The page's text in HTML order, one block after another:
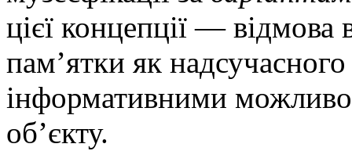
цієї концепції — відмова
пам’ятки як
інформативними
об’єкту.